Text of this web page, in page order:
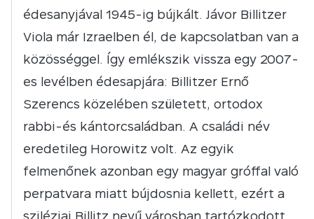
édesanyjával 1945-ig bújkált. Jávor Billitzer
Viola már Izraelben él, de kapcsolatban van a
közösséggel. Így emlékszik vissza egy 2007-
es levélben édesapjára: Billitzer Ernő
Szerencs közelében született, ortodox
rabbi-és kántorcsaládban. A családi név
eredetileg Horowitz volt. Az egyik
felmenőnek azonban egy magyar gróffal való
perpatvara miatt bújdosnia kellett, ezért a
sziléziai Billitz nevű városban tartózkodott.